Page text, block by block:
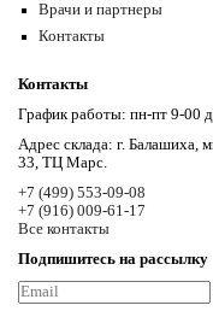
Врачи и партнеры
Контакты
Контакты
График работы: пн-пт 9-00
Адрес склада: г. Балашиха,
33, ТЦ Марс.
+7 (499) 553-09-08
+7 (916) 009-61-17
Все контакты
Подпишитесь на рассылку